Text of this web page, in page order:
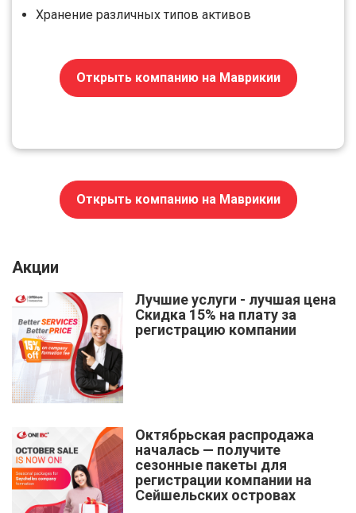
Хранение различных типов активов
Открыть компанию на Маврикии
Открыть компанию на Маврикии
Акции
Лучшие услуги - лучшая цена
Скидка 15% на плату за
регистрацию компании
Октябрьская распродажа
началась — получите
сезонные пакеты для
регистрации компании на
Сейшельских островах